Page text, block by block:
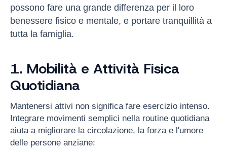
possono fare una grande differenza per il loro
benessere fisico e mentale, e portare tranquillità a
tutta la famiglia.
1. Mobilità e Attività Fisica
Quotidiana
Mantenersi attivi non significa fare esercizio intenso.
Integrare movimenti semplici nella routine quotidiana
aiuta a migliorare la circolazione, la forza e l'umore
delle persone anziane: